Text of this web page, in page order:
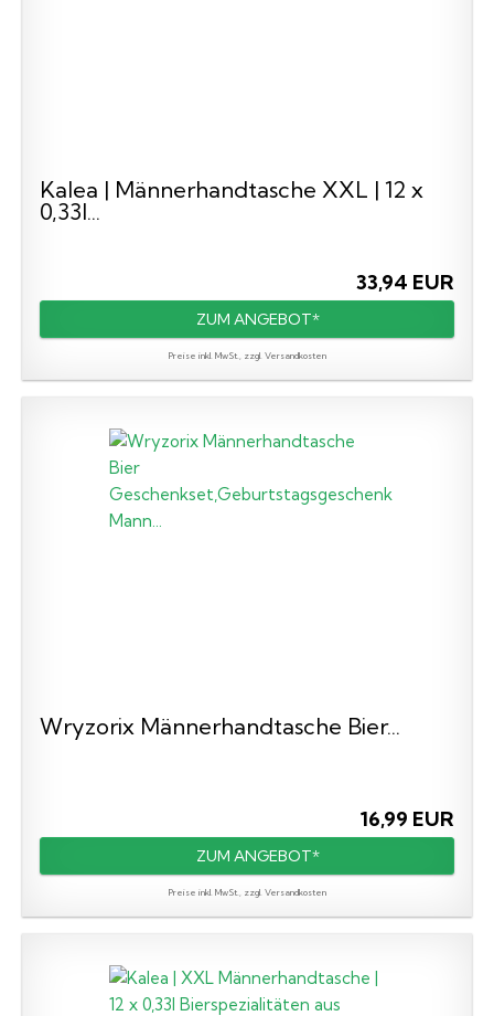
Kalea | Männerhandtasche XXL | 12 x
0,33l...
33,94 EUR
ZUM ANGEBOT*
Preise inkl. MwSt., zzgl. Versandkosten
Wryzorix Männerhandtasche Bier...
16,99 EUR
ZUM ANGEBOT*
Preise inkl. MwSt., zzgl. Versandkosten